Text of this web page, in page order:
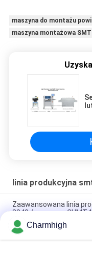
maszyna do montażu
maszyna montażowa SMT
linia produkcyjna
Zaawansowana linia
3040 / maszyna
Łączna długość 3,5 m
SMT 0201, BGA, 144
Charmhigh